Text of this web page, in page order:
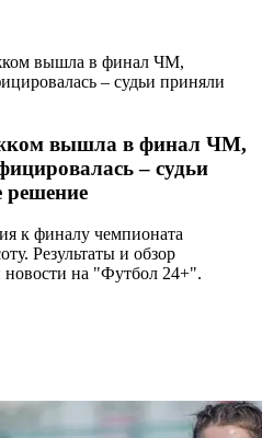
вышла в финал ЧМ,
– судьи приняли
вышла в финал ЧМ,
– судьи
решение
к финалу чемпионата
Результаты и обзор
новости на "Футбол 24+".